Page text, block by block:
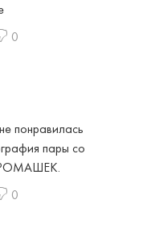
0
понравилась
пары со
РОМАШЕК.
0